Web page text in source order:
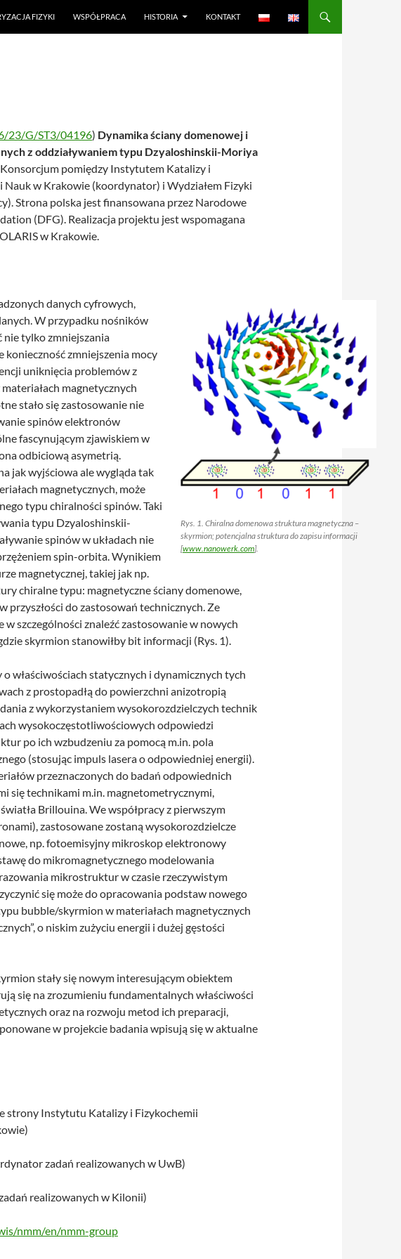
FIZYKI WSPÓŁPRACA HISTORIA KONTAKT
23/G/ST3/04196) Dynamika ściany domenowej i
z oddziaływaniem typu Dzyaloshinskii-Moriya
pomiędzy Instytutem Katalizy i
w Krakowie (koordynator) i Wydziałem Fizyki
Strona polska jest finansowana przez Narodowe
(DFG). Realizacja projektu jest wspomagana
w Krakowie.
Rys. 1. Chiralna domenowa struktura magnetyczna –
skyrmion; potencjalna struktura do zapisu informacji
[www.nanowerk.com].
danych cyfrowych,
W przypadku nośników
nie tylko zmniejszania
zmniejszenia mocy
uniknięcia problemów z
magnetycznych
stało się zastosowanie nie
spinów elektronów
fascynującym zjawiskiem w
odbiciową asymetrią.
jak wyjściowa ale wygląda tak
magnetycznych, może
typu chiralności spinów. Taki
typu Dzyaloshinskii-
spinów w układach nie
spin-orbita. Wynikiem
magnetycznej, takiej jak np.
chiralne typu: magnetyczne ściany domenowe,
przyszłości do zastosowań technicznych. Ze
szczególności znaleźć zastosowanie w nowych
skyrmion stanowiłby bit informacji (Rys. 1).
właściwościach statycznych i dynamicznych tych
z prostopadłą do powierzchni anizotropią
z wykorzystaniem wysokorozdzielczych technik
wysokoczęstotliwościowych odpowiedzi
po ich wzbudzeniu za pomocą m.in. pola
(stosując impuls lasera o odpowiedniej energii).
przeznaczonych do badań odpowiednich
się technikami m.in. magnetometrycznymi,
Brillouina. We współpracy z pierwszym
zastosowane zostaną wysokorozdzielcze
np. fotoemisyjny mikroskop elektronowy
do mikromagnetycznego modelowania
mikrostruktur w czasie rzeczywistym
się może do opracowania podstaw nowego
bubble/skyrmion w materiałach magnetycznych
o niskim zużyciu energii i dużej gęstości
stały się nowym interesującym obiektem
się na zrozumieniu fundamentalnych właściwości
oraz na rozwoju metod ich preparacji,
w projekcie badania wpisują się w aktualne
strony Instytutu Katalizy i Fizykochemii
zadań realizowanych w UwB)
realizowanych w Kilonii)
nmm/en/nmm-group